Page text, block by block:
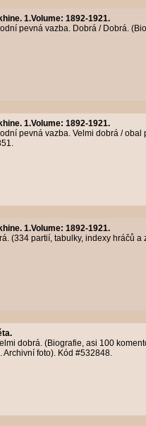
1.Volume: 1892-1921.
pevná vazba. Dobrá / Dobrá.
1.Volume: 1892-1921.
pevná vazba. Velmi dobrá /
1.Volume: 1892-1921.
(334 partií, tabulky, indexy hráčů a
dobrá. (Biografie, asi 100
foto). Kód #532848.